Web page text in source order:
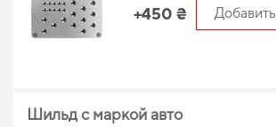
+450 ₴ Добавить
Шильд с маркой авто